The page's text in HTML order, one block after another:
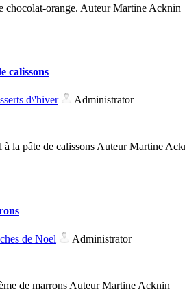
chocolat-orange. Auteur Martine Acknin
calissons
d\'hiver Administrator
à la pâte de calissons Auteur Martine
de Noel Administrator
de marrons Auteur Martine Acknin